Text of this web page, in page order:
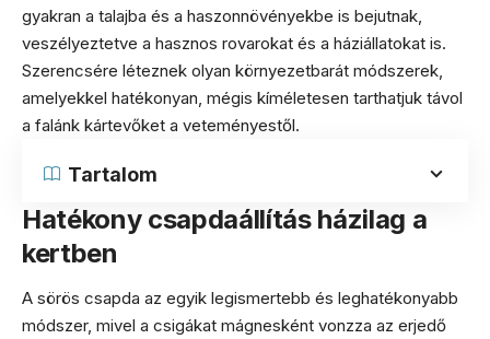
gyakran a talajba és a haszonnövényekbe is bejutnak,
veszélyeztetve a hasznos rovarokat és a háziállatokat is.
Szerencsére léteznek olyan környezetbarát módszerek,
amelyekkel hatékonyan, mégis kíméletesen tarthatjuk távol
a falánk kártevőket a veteményestől.
Tartalom
Hatékony csapdaállítás házilag a
kertben
A sörös csapda az egyik legismertebb és leghatékonyabb
módszer, mivel a csigákat mágnesként vonzza az erjedő